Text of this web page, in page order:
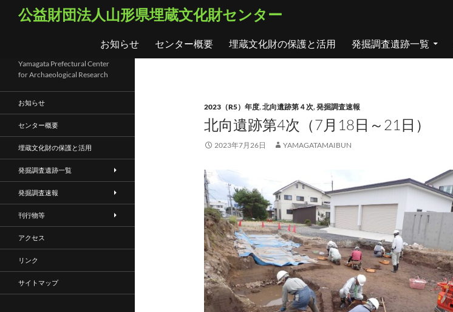
ス
プ
公益財団法人山形県埋蔵文化財センター
お知らせ
センター概要 埋蔵文化財の保護と活用 発掘調査遺跡一覧
2023（R5）年度,北向遺跡第４次,発掘調査速報
北向遺跡第4次（7月18日～21日）
2023年7月26日 YAMAGATAMAIBUN
Yamagata Prefectural Center
for Archaeological Research
お知らせ
センター概要
埋蔵文化財の保護と活用
発掘調査遺跡一覧
発掘調査速報
刊行物等
アクセス
リンク
サイトマップ